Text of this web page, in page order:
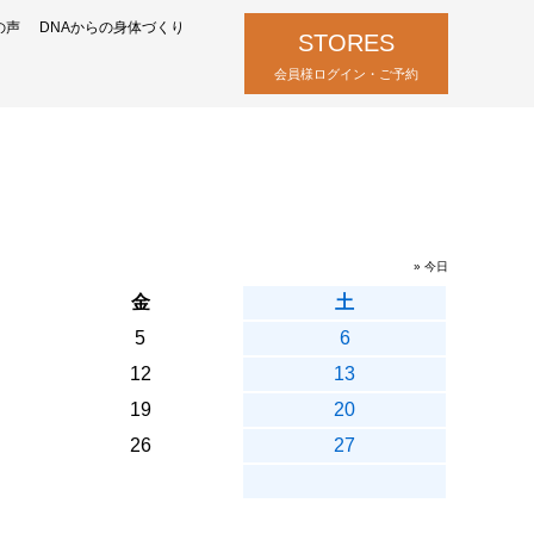
声 DNAからの身体づくり
STORES
会員様ログイン・ご予約
» 今日
金
土
5
6
12
13
19
20
26
27